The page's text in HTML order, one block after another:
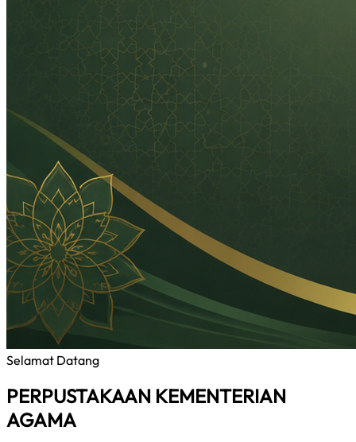
Selamat Datang
PERPUSTAKAAN KEMENTERIAN
AGAMA